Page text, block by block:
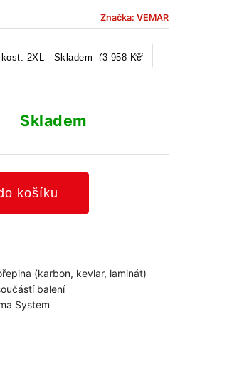
Značka: VEMAR
Skladem
košíku
(karbon, kevlar, laminát)
balení
System